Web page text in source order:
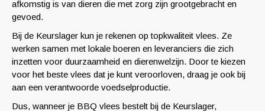
afkomstig is van dieren die met zorg zijn grootgebracht en
gevoed.
Bij de Keurslager kun je rekenen op topkwaliteit vlees. Ze
werken samen met lokale boeren en leveranciers die zich
inzetten voor duurzaamheid en dierenwelzijn. Door te kiezen
voor het beste vlees dat je kunt veroorloven, draag je ook bij
aan een verantwoorde voedselproductie.
Dus, wanneer je BBQ vlees bestelt bij de Keurslager,